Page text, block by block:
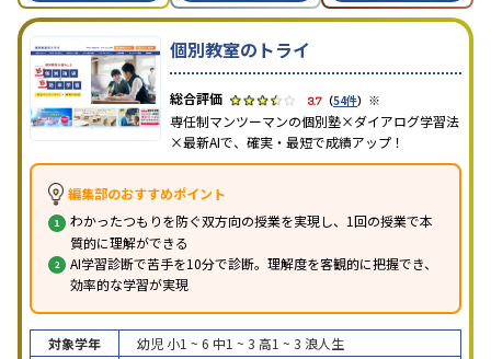
個別教室のトライ
3.7 （54件） ※
専任制マンツーマンの個別塾×ダイアログ学習法
×最新AIで、確実・最短で成績アップ！
編集部のおすすめポイント
わかったつもりを防ぐ双方向の授業を実現し、1回の授業で本
質的に理解ができる
AI学習診断で苦手を10分で診断。理解度を客観的に把握でき、
効率的な学習が実現
対象学年 幼児 小1 ~ 6 中1 ~ 3 高1 ~ 3 浪人生